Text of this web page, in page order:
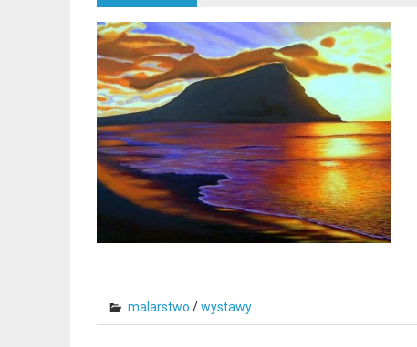
malarstwo /wystawy